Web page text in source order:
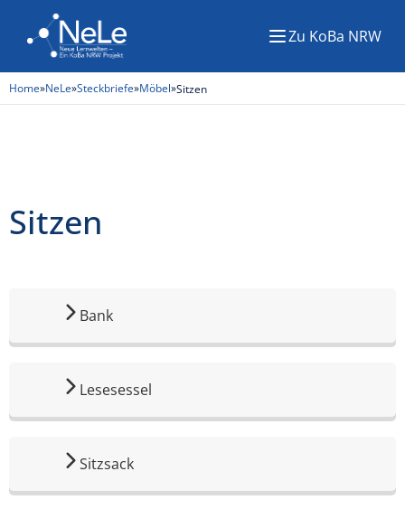
MenüZu KoBa NRW
Home»NeLe»Steckbriefe»Möbel»Sitzen
Sitzen
Bank
Lesesessel
Sitzsack